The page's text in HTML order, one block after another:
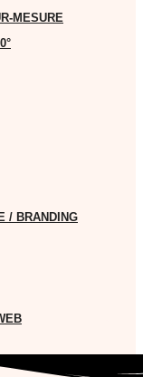
MESURE
/ BRANDING